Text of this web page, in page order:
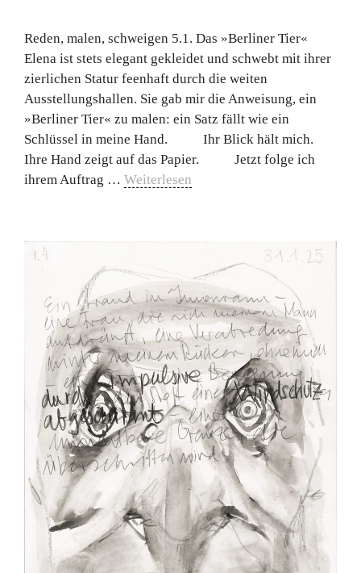
Reden, malen, schweigen 5.1. Das »Berliner Tier«
Elena ist stets elegant gekleidet und schwebt mit ihrer
zierlichen Statur feenhaft durch die weiten
Ausstellungshallen. Sie gab mir die Anweisung, ein
»Berliner Tier« zu malen: ein Satz fällt wie ein
Schlüssel in meine Hand. Ihr Blick hält mich.
Ihre Hand zeigt auf das Papier. Jetzt folge ich
ihrem Auftrag … Weiterlesen